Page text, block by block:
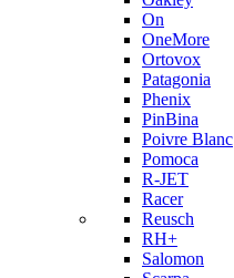
On
OneMore
Ortovox
Patagonia
Phenix
PinBina
Poivre Blanc
Pomoca
R-JET
Racer
Reusch
RH+
Salomon